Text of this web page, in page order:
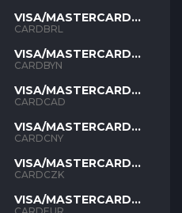
VISA/MASTERCARD
BRL
CARDBRL
VISA/MASTERCARD
BYN
CARDBYN
VISA/MASTERCARD
CAD
CARDCAD
VISA/MASTERCARD
CNY
CARDCNY
VISA/MASTERCARD
CZK
CARDCZK
VISA/MASTERCARD